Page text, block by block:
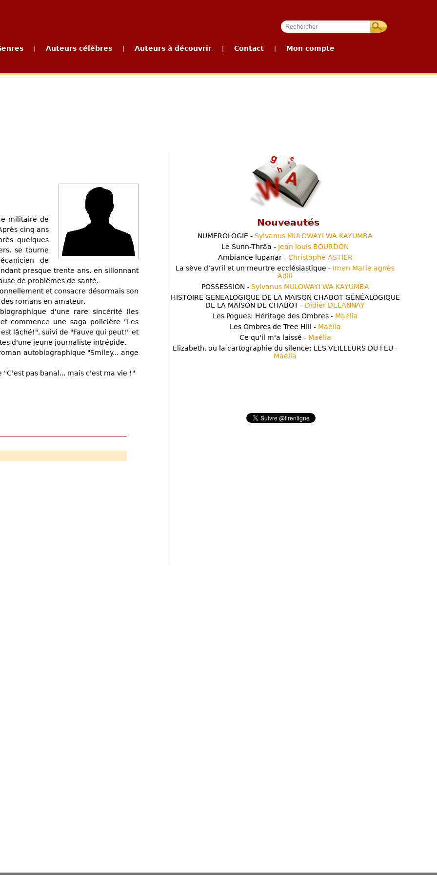
Auteurs célèbres Auteurs à découvrir Contact Mon compte
militaire de
cinq ans
quelques
se tourne
de
presque trente ans, en sillonnant
de problèmes de santé.
et consacre désormais son
romans en amateur.
d'une rare sincérité (les
commence une saga policière "Les
est lâché!", suivi de "Fauve qui peut!" et
d'une jeune journaliste intrépide.
autobiographique "Smiley... ange
pas banal... mais c'est ma vie !"
Nouveautés
NUMEROLOGIE - Sylvanus MULOWAYI WA KAYUMBA
Le Sunn-Thrâa - Jean louis BOURDON
Ambiance lupanar - Christophe ASTIER
La sève d’avril et un meurtre ecclésiastique - Imen Marie agnès
Adili
POSSESSION - Sylvanus MULOWAYI WA KAYUMBA
HISTOIRE GENEALOGIQUE DE LA MAISON CHABOT GÉNÉALOGIQUE
DE LA MAISON DE CHABOT - Didier DELANNAY
Les Pogues: Héritage des Ombres - Maélia
Les Ombres de Tree Hill - Maélia
Ce qu'il m'a laissé - Maélia
Elizabeth, ou la cartographie du silence: LES VEILLEURS DU FEU -
Maélia